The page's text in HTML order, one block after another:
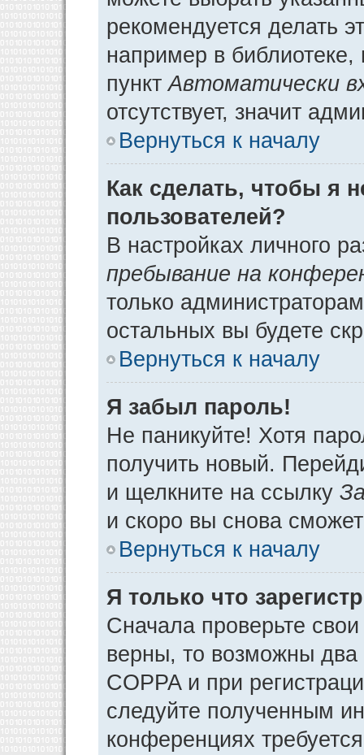
рекомендуется делать
например в библиотеке,
пунктАвтоматически
отсутствует, значит
Вернуться к началу
Как сделать, чтобы я
пользователей?
В настройках личного
пребывание на
только
остальных вы будете
Вернуться к началу
Я забыл пароль!
Не паникуйте! Хотя
получить новый.
и щелкните на ссылку
и скоро вы снова
Вернуться к началу
Я только что
Сначала проверьте
верны, то возможны
COPPA и при
следуйте полученным
конференциях